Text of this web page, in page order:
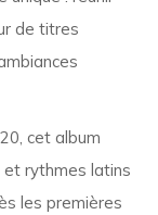
de titres
, cet album
et rythmes latins
les premières